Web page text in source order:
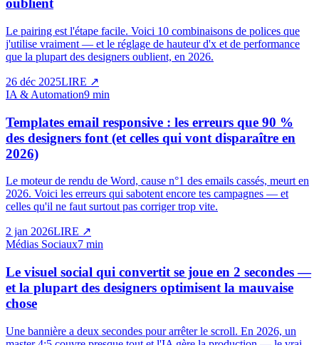
oublient
Le pairing est l'étape facile. Voici 10 combinaisons de polices que
j'utilise vraiment — et le réglage de hauteur d'x et de performance
que la plupart des designers oublient, en 2026.
26 déc 2025LIRE ↗
IA & Automation9 min
Templates email responsive : les erreurs que 90 %
des designers font (et celles qui vont disparaître en
2026)
Le moteur de rendu de Word, cause n°1 des emails cassés, meurt en
2026. Voici les erreurs qui sabotent encore tes campagnes — et
celles qu'il ne faut surtout pas corriger trop vite.
2 jan 2026LIRE ↗
Médias Sociaux7 min
Le visuel social qui convertit se joue en 2 secondes —
et la plupart des designers optimisent la mauvaise
chose
Une bannière a deux secondes pour arrêter le scroll. En 2026, un